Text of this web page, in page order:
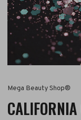
Mega Beauty Shop®